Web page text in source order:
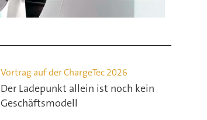
Vortrag auf der ChargeTec 2026
Der Ladepunkt allein ist noch kein
Geschäftsmodell